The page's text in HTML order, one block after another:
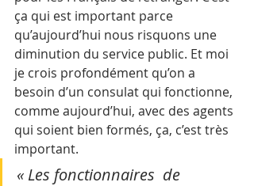
ça qui est important parce
qu’aujourd’hui nous risquons une
diminution du service public. Et moi
je crois profondément qu’on a
besoin d’un consulat qui fonctionne,
comme aujourd’hui, avec des agents
qui soient bien formés, ça, c’est très
important.
« Les fonctionnaires  de